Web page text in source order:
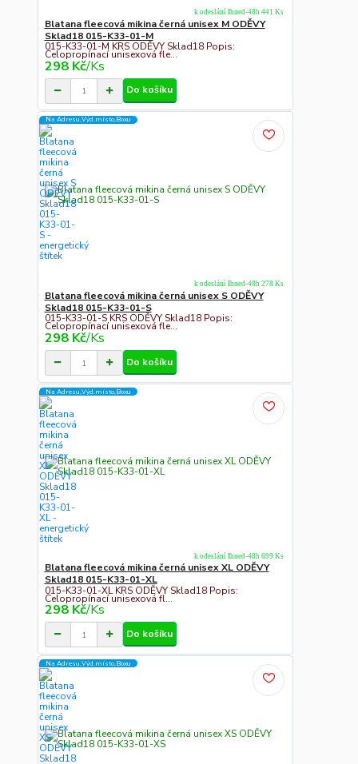
Blatana fleecová mikina černá unisex M ODĚVY
Sklad18 015-K33-01-M
015-K33-01-M KRS ODĚVY Sklad18 Popis:
Celopropínací unisexová fle...
298 Kč/Ks
k odeslání Ihned-48h 441 Ks
Do košíku
Na Adresu,Výd.místo,Boxu
Blatana fleecová mikina černá unisex S ODĚVY
Sklad18 015-K33-01-S
015-K33-01-S KRS ODĚVY Sklad18 Popis:
Celopropínací unisexová fle...
298 Kč/Ks
k odeslání Ihned-48h 278 Ks
Do košíku
Na Adresu,Výd.místo,Boxu
Blatana fleecová mikina černá unisex XL ODĚVY
Sklad18 015-K33-01-XL
015-K33-01-XL KRS ODĚVY Sklad18 Popis:
Celopropínací unisexová fl...
298 Kč/Ks
k odeslání Ihned-48h 699 Ks
Do košíku
Na Adresu,Výd.místo,Boxu